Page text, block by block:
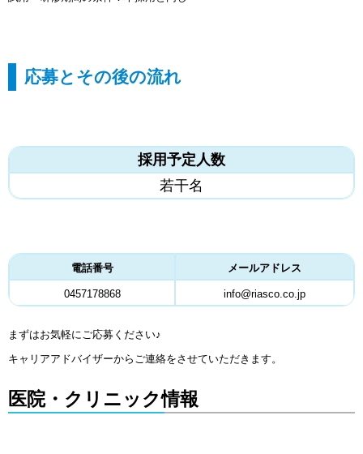
応募とその後の流れ
採用予定人数
若干名
電話番号 メールアドレス
0457178868 info@riasco.co.jp
まずはお気軽にご応募ください♪
キャリアアドバイザーからご連絡をさせていただきます。
医院・クリニック情報